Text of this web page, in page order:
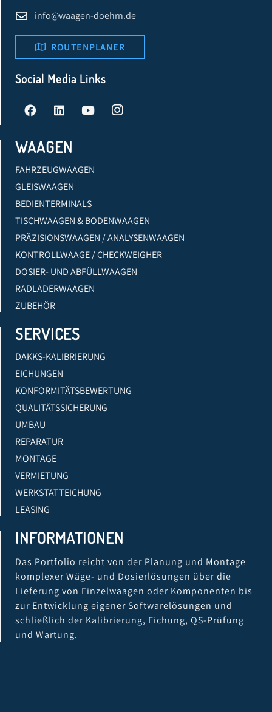
info@waagen-doehrn.de
ROUTENPLANER
Social Media Links
WAAGEN
FAHRZEUGWAAGEN
GLEISWAAGEN
BEDIENTERMINALS
TISCHWAAGEN & BODENWAAGEN
PRÄZISIONSWAAGEN / ANALYSENWAAGEN
KONTROLLWAAGE / CHECKWEIGHER
DOSIER- UND ABFÜLLWAAGEN
RADLADERWAAGEN
ZUBEHÖR
SERVICES
DAKKS-KALIBRIERUNG
EICHUNGEN
KONFORMITÄTSBEWERTUNG
QUALITÄTSSICHERUNG
UMBAU
REPARATUR
MONTAGE
VERMIETUNG
WERKSTATTEICHUNG
LEASING
INFORMATIONEN
Das Portfolio reicht von der Planung und Montage
komplexer Wäge- und Dosierlösungen über die
Lieferung von Einzelwaagen oder Komponenten bis
zur Entwicklung eigener Softwarelösungen und
schließlich der Kalibrierung, Eichung, QS-Prüfung
und Wartung.